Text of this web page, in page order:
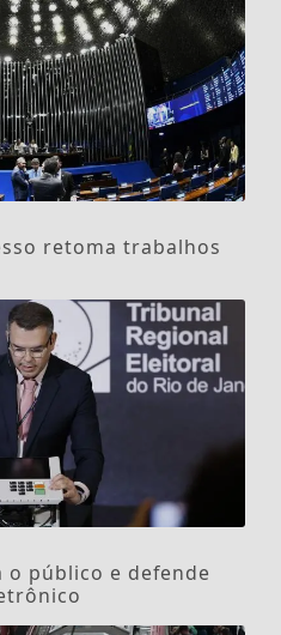
retoma trabalhos
o público e defende